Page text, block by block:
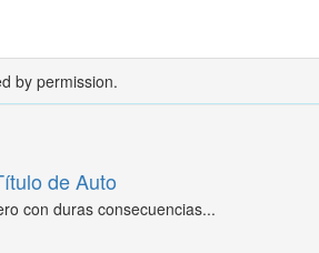
by permission.
de Auto
con duras consecuencias...